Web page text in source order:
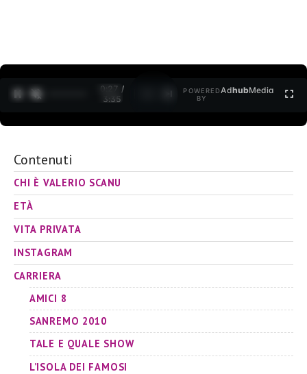
0:28 /
3:35
POWERED
BY
AdhubMedia
Contenuti
CHI È VALERIO SCANU
ETÀ
VITA PRIVATA
INSTAGRAM
CARRIERA
AMICI 8
SANREMO 2010
TALE E QUALE SHOW
L’ISOLA DEI FAMOSI